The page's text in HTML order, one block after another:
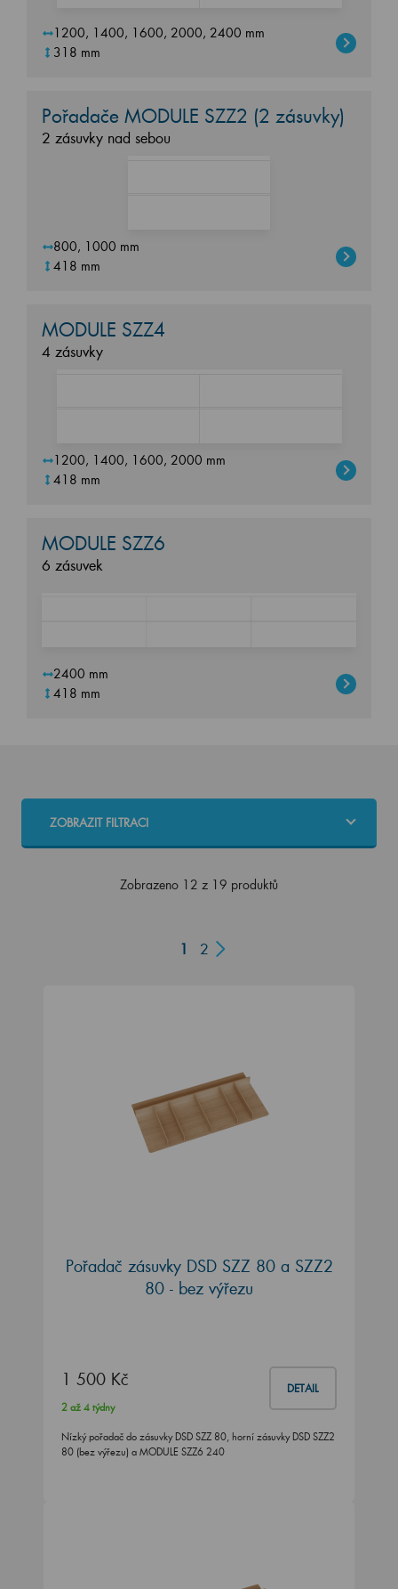
1200, 1400, 1600, 2000, 2400 mm
318 mm
Pořadače MODULE SZZ2 (2 zásuvky)
2 zásuvky nad sebou
800, 1000 mm
418 mm
MODULE SZZ4
4 zásuvky
1200, 1400, 1600, 2000 mm
418 mm
MODULE SZZ6
6 zásuvek
2400 mm
418 mm
ZOBRAZIT FILTRACI
Zobrazeno 12 z 19 produktů
1 2
Pořadač zásuvky DSD SZZ 80 a SZZ2
80 - bez výřezu
1 500 Kč DETAIL
2 až 4 týdny
Nízký pořadač do zásuvky DSD SZZ 80, horní zásuvky DSD SZZ2
80 (bez výřezu) a MODULE SZZ6 240